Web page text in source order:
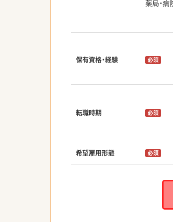
薬局・
保有資格・経験 必須
転職時期 必須
希望雇用形態 必須